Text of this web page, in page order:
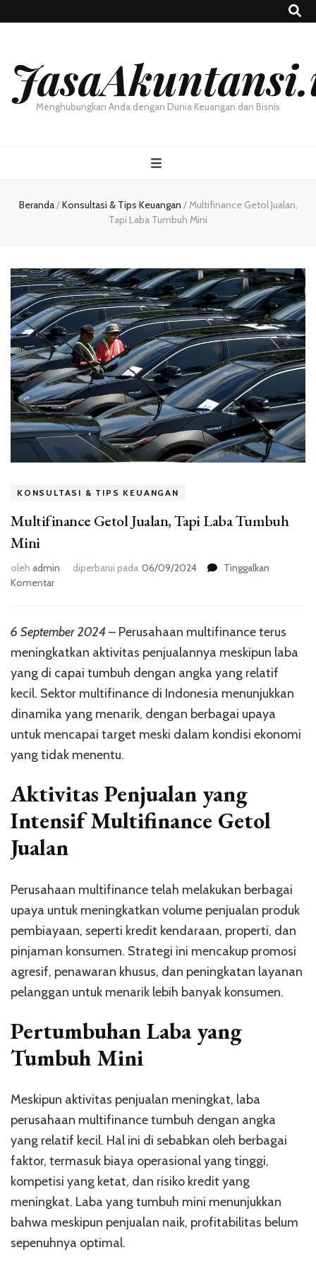
Menghubungkan Anda dengan Dunia Keuangan dan Bisnis
Beranda/Konsultasi & Tips Keuangan /Multifinance Getol Jualan,
Tapi Laba Tumbuh Mini
KONSULTASI & TIPS KEUANGAN
Multifinance Getol Jualan, Tapi Laba Tumbuh
Mini
oleh admin diperbarui pada 06/09/2024
Tinggalkan
Komentarpada
Jualan,
Laba
Tumbuh
Mini
6 September 2024 – Perusahaan multifinance terus
meningkatkan aktivitas penjualannya meskipun laba
yang di capai tumbuh dengan angka yang relatif
kecil. Sektor multifinance di Indonesia menunjukkan
dinamika yang menarik, dengan berbagai upaya
untuk mencapai target meski dalam kondisi ekonomi
yang tidak menentu.
Aktivitas Penjualan yang
Intensif Multifinance Getol
Jualan
Perusahaan multifinance telah melakukan berbagai
upaya untuk meningkatkan volume penjualan produk
pembiayaan, seperti kredit kendaraan, properti, dan
pinjaman konsumen. Strategi ini mencakup promosi
agresif, penawaran khusus, dan peningkatan layanan
pelanggan untuk menarik lebih banyak konsumen.
Pertumbuhan Laba yang
Tumbuh Mini
Meskipun aktivitas penjualan meningkat, laba
perusahaan multifinance tumbuh dengan angka
yang relatif kecil. Hal ini di sebabkan oleh berbagai
faktor, termasuk biaya operasional yang tinggi,
kompetisi yang ketat, dan risiko kredit yang
meningkat. Laba yang tumbuh mini menunjukkan
bahwa meskipun penjualan naik, profitabilitas belum
sepenuhnya optimal.